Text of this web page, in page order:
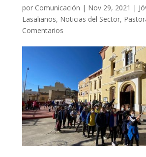
por Comunicación | Nov 29, 2021 |
Lasalianos, Noticias del Sector,
Comentarios